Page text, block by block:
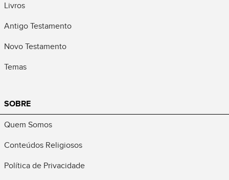
Livros
Antigo Testamento
Novo Testamento
Temas
SOBRE
Quem Somos
Conteúdos Religiosos
Política de Privacidade